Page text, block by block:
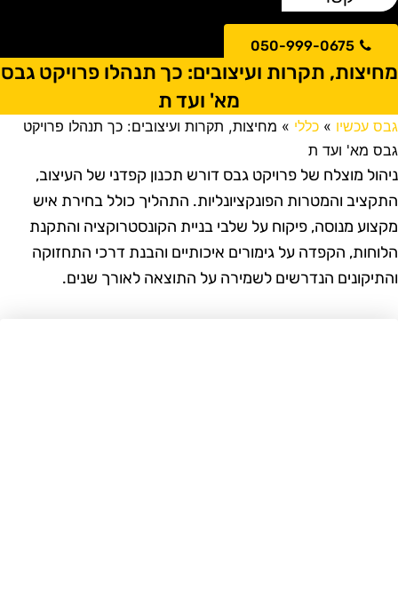
050-999-0675
תקרות ועיצובים: כך תנהלו פרויקט גבס
מא' ועד ת
עכשיו» כללי» מחיצות, תקרות ועיצובים: כך תנהלו פרויקט
מא' ועד ת
מוצלח של פרויקט גבס דורש תכנון קפדני של העיצוב,
והמטרות הפונקציונליות. התהליך כולל בחירת איש
מנוסה, פיקוח על שלבי בניית הקונסטרוקציה והתקנת
הקפדה על גימורים איכותיים והבנת דרכי התחזוקה
הנדרשים לשמירה על התוצאה לאורך שנים.